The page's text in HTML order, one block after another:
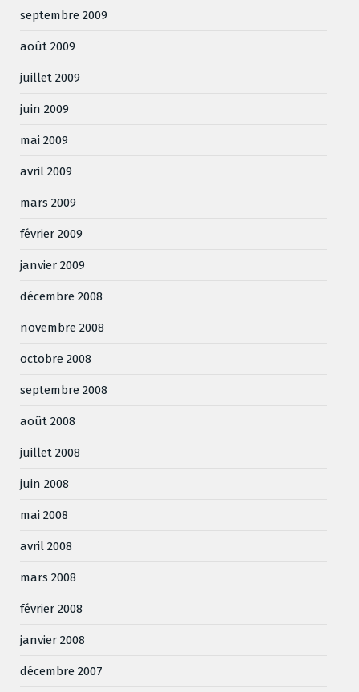
septembre 2009
août 2009
juillet 2009
juin 2009
mai 2009
avril 2009
mars 2009
février 2009
janvier 2009
décembre 2008
novembre 2008
octobre 2008
septembre 2008
août 2008
juillet 2008
juin 2008
mai 2008
avril 2008
mars 2008
février 2008
janvier 2008
décembre 2007